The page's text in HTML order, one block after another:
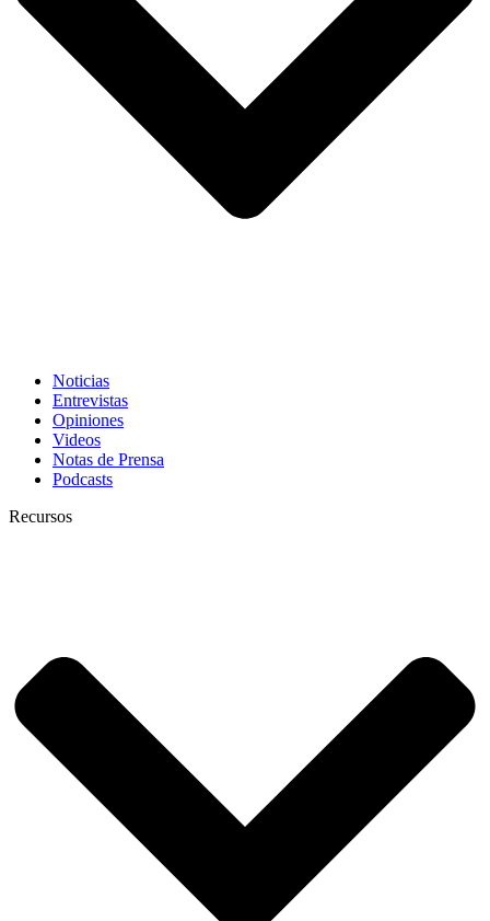
Noticias
Entrevistas
Opiniones
Videos
Notas de Prensa
Podcasts
Recursos